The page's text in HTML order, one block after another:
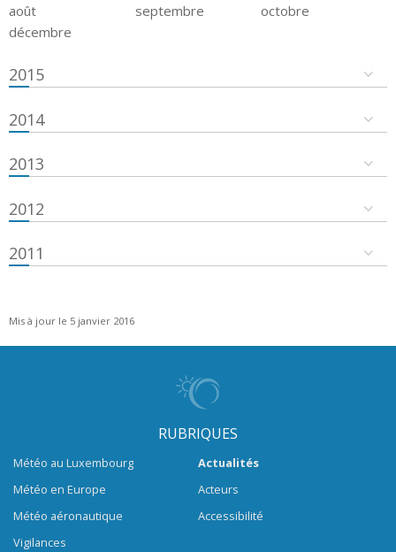
août
septembre
octobre
décembre
2015
2014
2013
2012
2011
Mis à jour le 5 janvier 2016
RUBRIQUES
Météo au Luxembourg
Météo en Europe
Météo aéronautique
Vigilances
Actualités
Acteurs
Accessibilité